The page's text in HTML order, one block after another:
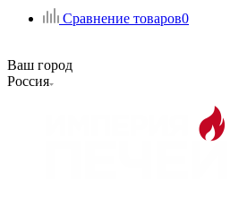
Сравнение товаров0
Ваш город
Россия